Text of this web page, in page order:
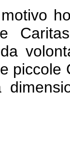
piccole